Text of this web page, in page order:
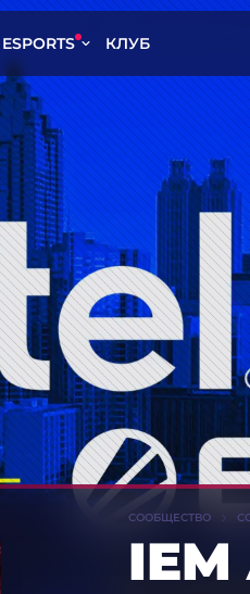
ESPORTS КЛУБ
СООБЩЕСТВО
IEM